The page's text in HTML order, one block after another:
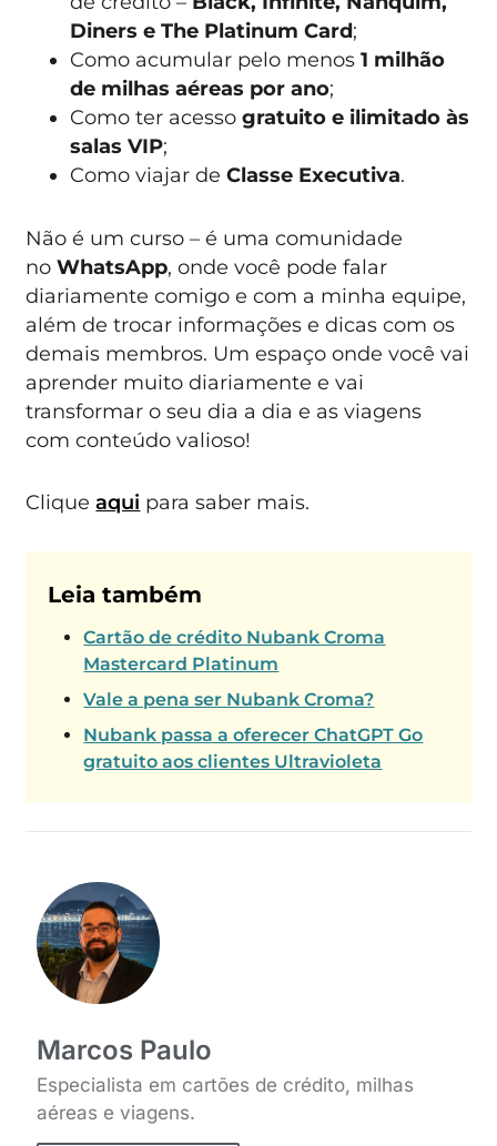
Diners e The Platinum Card;
Como acumular pelo menos1 milhão
de milhas aéreas por ano;
Como ter acessogratuito e ilimitado às
salas VIP;
Como viajar deClasse Executiva.
Não é um curso – é uma comunidade
noWhatsApp, onde você pode falar
diariamente comigo e com a minha equipe,
além de trocar informações e dicas com os
demais membros. Um espaço onde você vai
aprender muito diariamente e vai
transformar o seu dia a dia e as viagens
com conteúdo valioso!
Cliqueaqui para saber mais.
Leia também
Cartão de crédito Nubank Croma
Mastercard Platinum
Vale a pena ser Nubank Croma?
Nubank passa a oferecer ChatGPT Go
gratuito aos clientes Ultravioleta
Marcos Paulo
Especialista em cartões de crédito, milhas
aéreas e viagens.